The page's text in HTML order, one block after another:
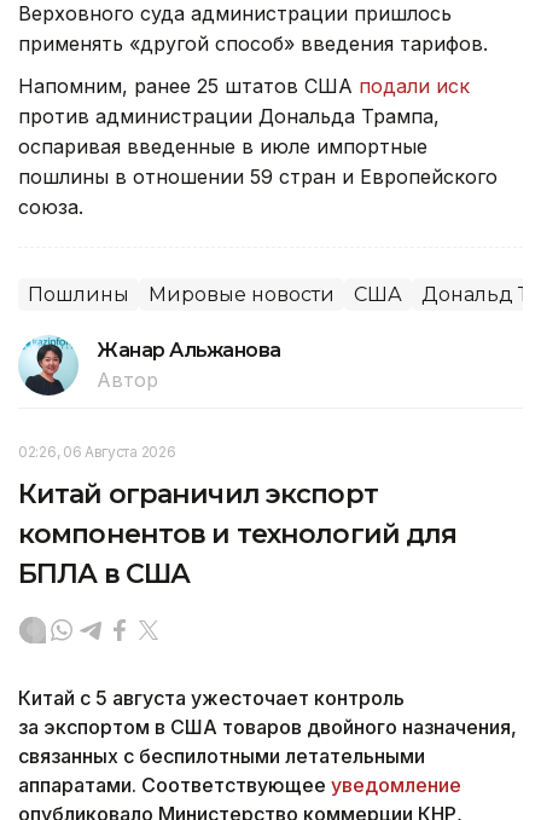
Верховного суда администрации пришлось
применять «другой способ» введения тарифов.
Напомним, ранее 25 штатов США подали иск
против администрации Дональда Трампа,
оспаривая введенные в июле импортные
пошлины в отношении 59 стран и Европейского
союза.
Пошлины Мировые новости США Дональд
Жанар Альжанова
Автор
02:26, 06 Августа 2026
Китай ограничил экспорт
компонентов и технологий для
БПЛА в США
Китай с 5 августа ужесточает контроль
за экспортом в США товаров двойного назначения,
связанных с беспилотными летательными
аппаратами. Соответствующее уведомление
опубликовало Министерство коммерции КНР,